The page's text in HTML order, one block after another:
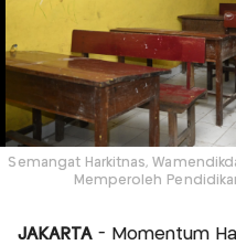
Semangat Harkitnas,
Memperoleh
JAKARTA - Momentum